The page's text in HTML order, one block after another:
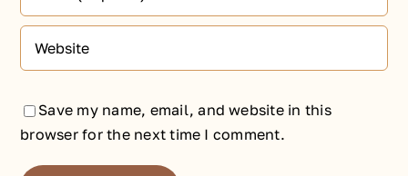
Save my name, email, and website in this
browser for the next time I comment.